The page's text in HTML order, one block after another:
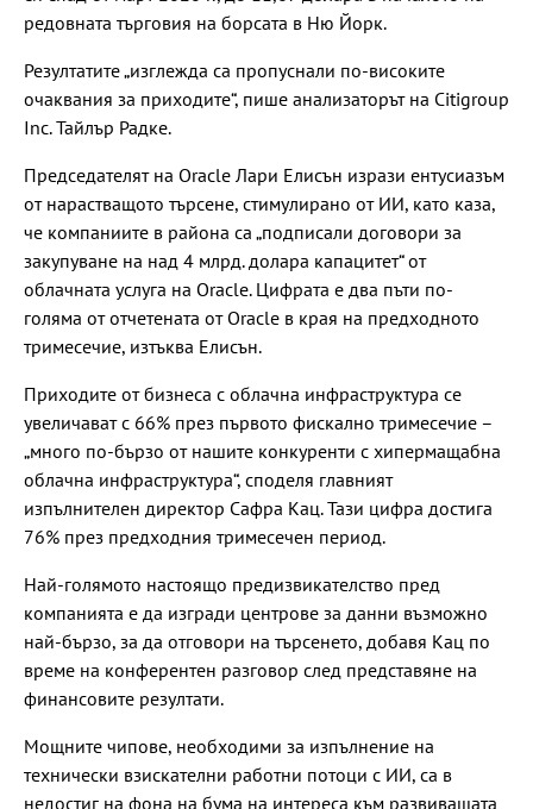
редовната търговия на борсата в Ню Йорк.
Резултатите „изглежда са пропуснали по-високите
очаквания за приходите“, пише анализаторът на Citigroup
Inc. Тайлър Радке.
Председателят на Oracle Лари Елисън изрази ентусиазъм
от нарастващото търсене, стимулирано от ИИ, като каза,
че компаниите в района са „подписали договори за
закупуване на над 4 млрд. долара капацитет“ от
облачната услуга на Oracle. Цифрата е два пъти по-
голяма от отчетената от Oracle в края на предходното
тримесечие, изтъква Елисън.
Приходите от бизнеса с облачна инфраструктура се
увеличават с 66% през първото фискално тримесечие –
„много по-бързо от нашите конкуренти с хипермащабна
облачна инфраструктура“, споделя главният
изпълнителен директор Сафра Кац. Тази цифра достига
76% през предходния тримесечен период.
Най-голямото настоящо предизвикателство пред
компанията е да изгради центрове за данни възможно
най-бързо, за да отговори на търсенето, добавя Кац по
време на конферентен разговор след представяне на
финансовите резултати.
Мощните чипове, необходими за изпълнение на
технически взискателни работни потоци с ИИ, са в
недостиг на фона на бума на интереса към развиващата